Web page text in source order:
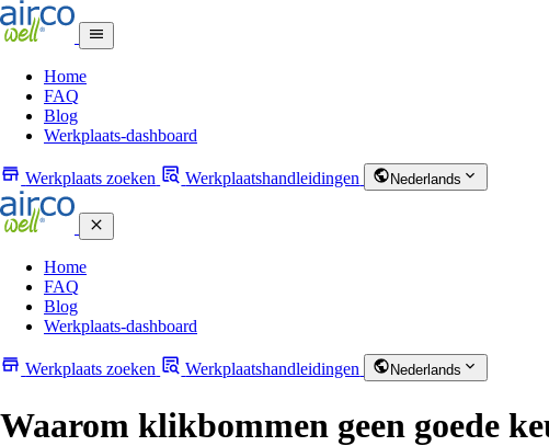
Home
FAQ
Blog
Werkplaats-dashboard
Werkplaats zoeken Werkplaatshandleidingen Nederlands
Home
FAQ
Blog
Werkplaats-dashboard
Werkplaats zoeken Werkplaatshandleidingen Nederlands
Waarom klikbommen geen goede